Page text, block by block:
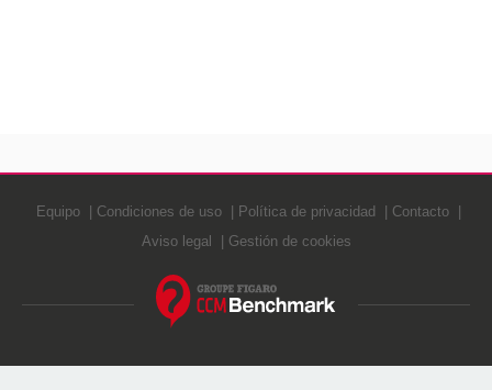
Equipo Condiciones de uso Política de privacidad
Contacto
Aviso legal
Gestión de cookies